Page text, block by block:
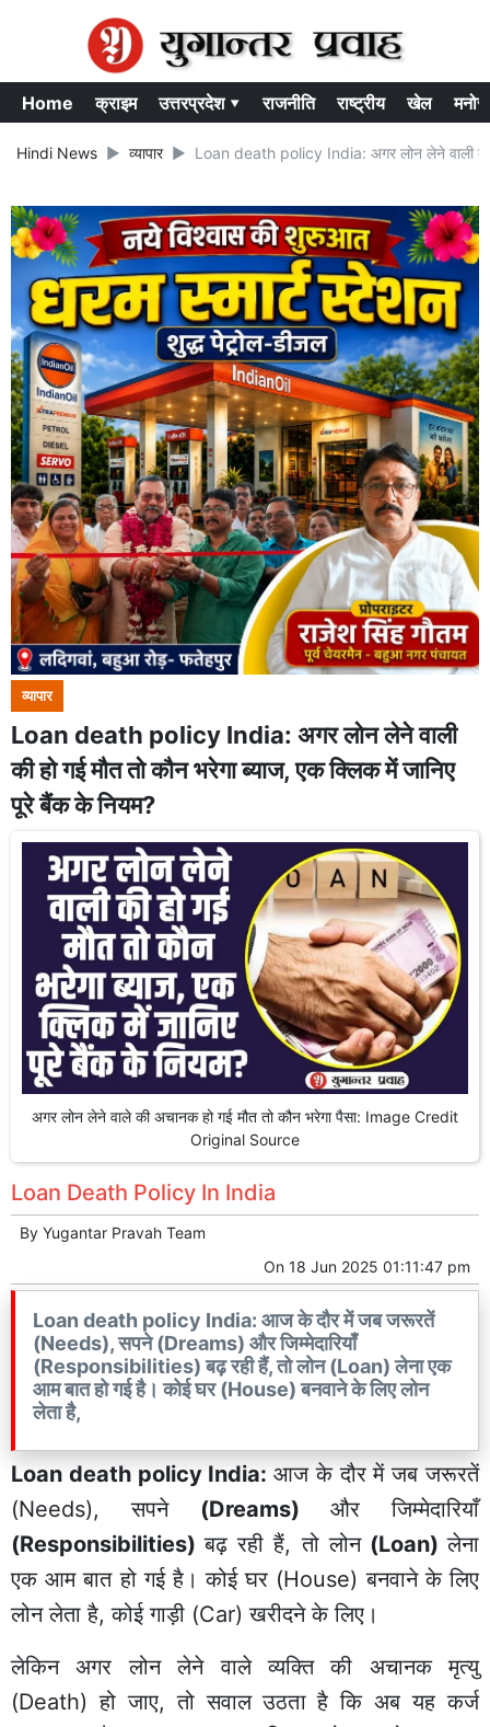
Home क्राइम उत्तरप्रदेश ▾ राजनीति राष्ट्रीय खेल
Hindi News व्यापार Loan death policy India: अगर लोन लेने वाली की
व्यापार
Loan death policy India: अगर लोन लेने वाली
की हो गई मौत तो कौन भरेगा ब्याज, एक ​क्लिक में जानिए
पूरे बैंक के नियम?
अगर लोन लेने वाले की अचानक हो गई मौत तो कौन भरेगा पैसा: Image Credit
Original Source
Loan Death Policy In India
By Yugantar Pravah Team
On 18 Jun 2025 01:11:47 pm
Loan death policy India: आज के दौर में जब जरूरतें
(Needs), सपने (Dreams) और जिम्मेदारियाँ
(Responsibilities) बढ़ रही हैं, तो लोन (Loan) लेना एक
आम बात हो गई है। कोई घर (House) बनवाने के लिए लोन
लेता है,
Loan death policy India:आज के दौर में जब जरूरतें
(Needs), सपने(Dreams) और जिम्मेदारियाँ
(Responsibilities)बढ़ रही हैं, तो लोन(Loan)लेना
एक आम बात हो गई है। कोई घर (House) बनवाने के लिए
लोन लेता है, कोई गाड़ी (Car) खरीदने के लिए।
लेकिन अगर लोन लेने वाले व्यक्ति की अचानक मृत्यु
(Death) हो जाए, तो सवाल उठता है कि अब यह कर्ज